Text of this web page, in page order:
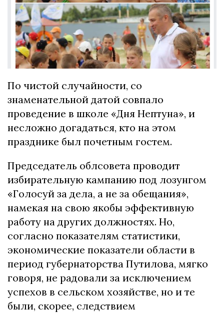
По чистой случайности, со
знаменательной датой совпало
проведение в школе «Дня Нептуна», и
несложно догадаться, кто на этом
празднике был почетным гостем.
Председатель облсовета проводит
избирательную кампанию под лозунгом
«Голосуй за дела, а не за обещания»,
намекая на свою якобы эффективную
работу на других должностях. Но,
согласно показателям статистики,
экономические показатели области в
период губернаторства Путилова, мягко
говоря, не радовали за исключением
успехов в сельском хозяйстве, но и те
были, скорее, следствием